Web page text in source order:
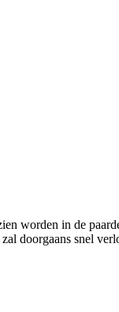
worden in de
doorgaans snel